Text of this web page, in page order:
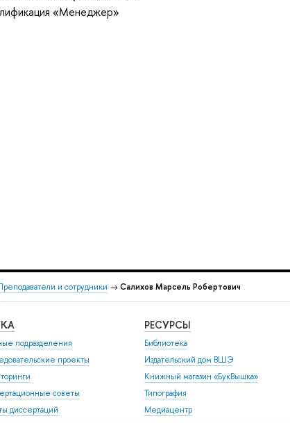
«Менеджер»
и сотрудники → Салихов Марсель Робертович
подразделения
проекты
советы
диссертаций
РЕСУРСЫ
Библиотека
Издательский дом ВШЭ
Книжный магазин «БукВышка»
Типография
Медиацентр